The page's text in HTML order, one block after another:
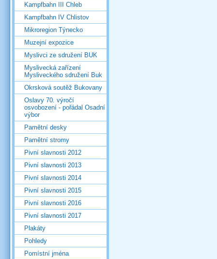
Kampfbahn III Chleb
Kampfbahn IV Chlistov
Mikroregion Týnecko
Muzejní expozice
Myslivci ze sdružení BUK
Myslivecká zařízení
Mysliveckého sdružení Buk
Okrsková soutěž Bukovany
Oslavy 70. výročí
osvobození - pořádal Osadní
výbor
Pamětní desky
Pamětní stromy
Pivní slavnosti 2012
Pivní slavnosti 2013
Pivní slavnosti 2014
Pivní slavnosti 2015
Pivní slavnosti 2016
Pivní slavnosti 2017
Plakáty
Pohledy
Pomístní jména